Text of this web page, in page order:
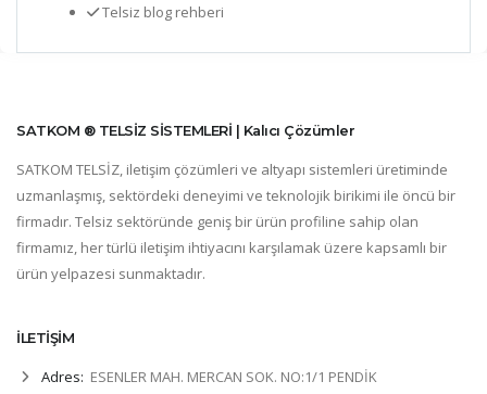
Telsiz blog rehberi
SATKOM ® TELSİZ SİSTEMLERİ | Kalıcı Çözümler
SATKOM TELSİZ, iletişim çözümleri ve altyapı sistemleri üretiminde
uzmanlaşmış, sektördeki deneyimi ve teknolojik birikimi ile öncü bir
firmadır. Telsiz sektöründe geniş bir ürün profiline sahip olan
firmamız, her türlü iletişim ihtiyacını karşılamak üzere kapsamlı bir
ürün yelpazesi sunmaktadır.
İLETİŞİM
Adres: ESENLER MAH. MERCAN SOK. NO:1/1 PENDİK